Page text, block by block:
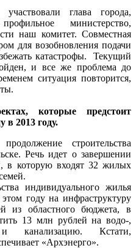
глава города,
министерство,
наш комитет. Совместная
для возобновления подачи
катастрофы. Текущий
и все же проблема до
ситуация повторится,
которые предстоит
в 2013 году.
строительства
Речь идет о завершении
в которую входят 32 жилых
индивидуального жилья
году на инфраструктуру
из областного бюджета, в
13 млн рублей на водо-,
и канализацию. Кстати,
«Архэнерго».